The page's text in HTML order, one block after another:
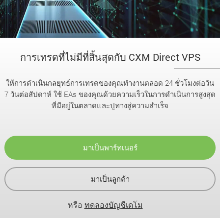
การเทรดที่ไม่มีที่สิ้นสุดกับ CXM Direct VPS
ให้การดำเนินกลยุทธ์การเทรดของคุณทำงานตลอด 24 ชั่วโมงต่อวัน
7 วันต่อสัปดาห์ ใช้ EAs ของคุณด้วยความเร็วในการดำเนินการสูงสุด
ที่มีอยู่ในตลาดและปูทางสู่ความสำเร็จ
มาเป็นพาร์ทเนอร์
มาเป็นลูกค้า
หรือ ทดลองบัญชีเดโม